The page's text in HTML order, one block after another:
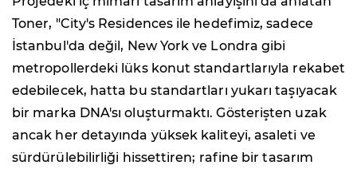
Toner, "City's Residences ile hedefimiz, sadece
İstanbul'da değil, New York ve Londra gibi
metropollerdeki lüks konut standartlarıyla rekabet
edebilecek, hatta bu standartları yukarı taşıyacak
bir marka DNA'sı oluşturmaktı. Gösterişten uzak
ancak her detayında yüksek kaliteyi, asaleti ve
sürdürülebilirliği hissettiren; rafine bir tasarım